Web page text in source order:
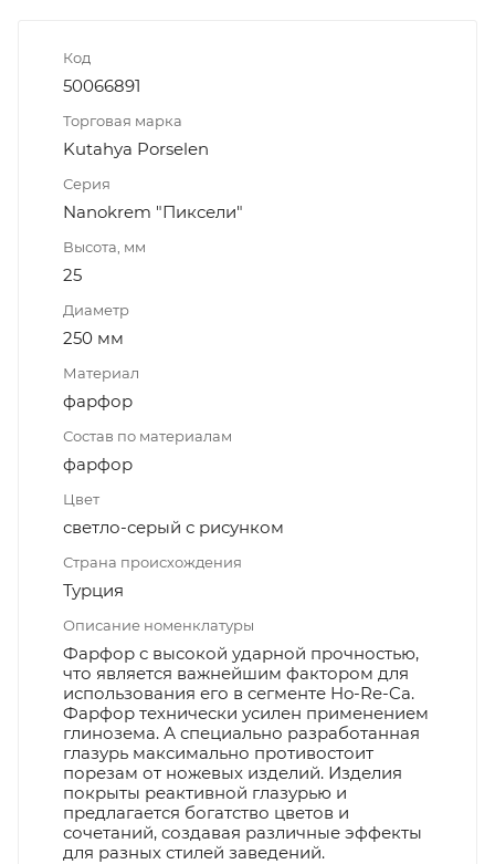
Код
50066891
Торговая марка
Kutahya Porselen
Серия
Nanokrem "Пиксели"
Высота, мм
25
Диаметр
250 мм
Материал
фарфор
Состав по материалам
фарфор
Цвет
светло-серый с рисунком
Страна происхождения
Турция
Описание номенклатуры
Фарфор с высокой ударной прочностью,
что является важнейшим фактором для
использования его в сегменте Ho-Re-Ca.
Фарфор технически усилен применением
глинозема. А специально разработанная
глазурь максимально противостоит
порезам от ножевых изделий. Изделия
покрыты реактивной глазурью и
предлагается богатство цветов и
сочетаний, создавая различные эффекты
для разных стилей заведений.